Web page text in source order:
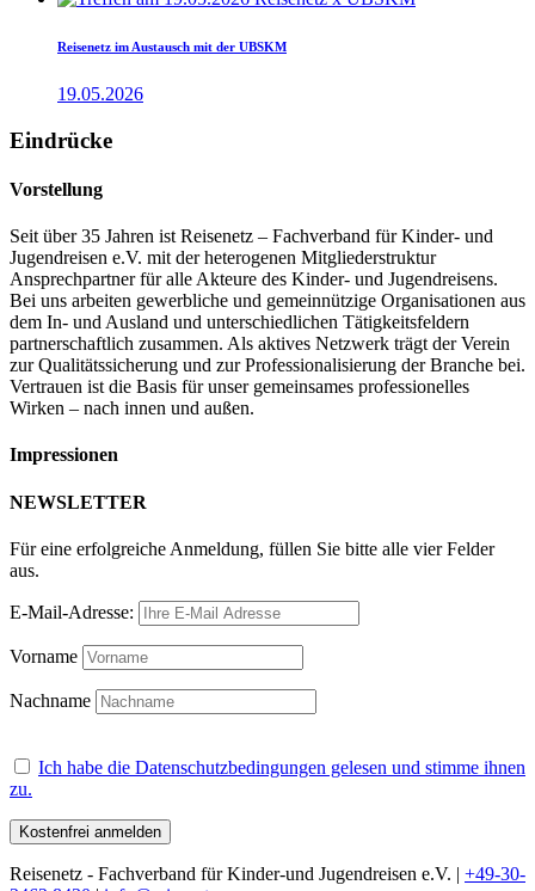
Reisenetz im Austausch mit der UBSKM
19.05.2026
Eindrücke
Vorstellung
Seit über 35 Jahren ist Reisenetz – Fachverband für Kinder- und
Jugendreisen e.V. mit der heterogenen Mitgliederstruktur
Ansprechpartner für alle Akteure des Kinder- und Jugendreisens.
Bei uns arbeiten gewerbliche und gemeinnützige Organisationen aus
dem In- und Ausland und unterschiedlichen Tätigkeitsfeldern
partnerschaftlich zusammen. Als aktives Netzwerk trägt der Verein
zur Qualitätssicherung und zur Professionalisierung der Branche bei.
Vertrauen ist die Basis für unser gemeinsames professionelles
Wirken – nach innen und außen.
Impressionen
NEWSLETTER
Für eine erfolgreiche Anmeldung, füllen Sie bitte alle vier Felder
aus.
E-Mail-Adresse:
Vorname
Nachname
Ich habe die Datenschutzbedingungen gelesen und stimme ihnen
zu.
Reisenetz - Fachverband für Kinder-und Jugendreisen e.V. | +49-30-